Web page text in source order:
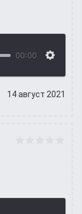
00:00
14 август 2021